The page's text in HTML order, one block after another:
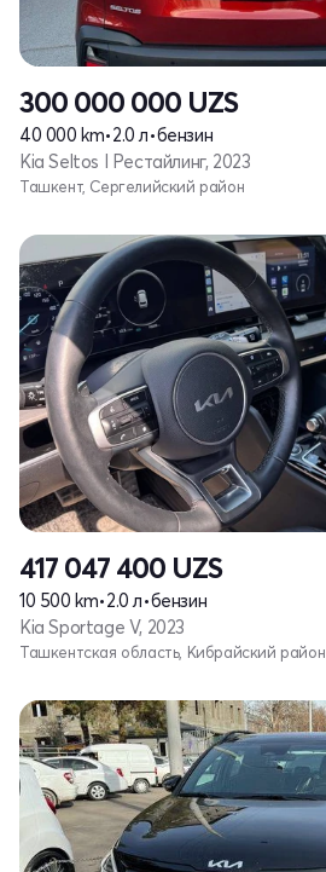
300 000 000 UZS
40 000 km•2.0 л•бензин
Kia Seltos I Рестайлинг, 2023
Ташкент, Сергелийский район
417 047 400 UZS
10 500 km•2.0 л•бензин
Kia Sportage V, 2023
Ташкентская область, Кибрайский район